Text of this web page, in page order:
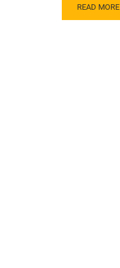
READ MORE